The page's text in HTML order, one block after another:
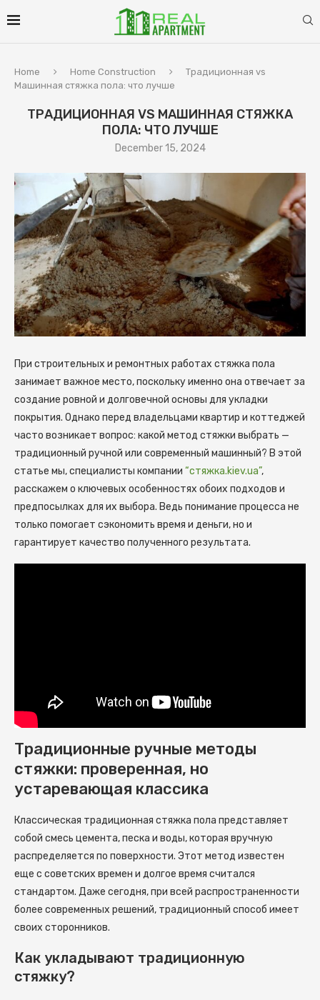
Home Home Construction
Традиционная vs
Машинная стяжка пола: что лучше
ТРАДИЦИОННАЯ VS МАШИННАЯ СТЯЖКА
ПОЛА: ЧТО ЛУЧШЕ
December 15, 2024
При строительных и ремонтных работах стяжка пола
занимает важное место, поскольку именно она отвечает за
создание ровной и долговечной основы для укладки
покрытия. Однако перед владельцами квартир и коттеджей
часто возникает вопрос: какой метод стяжки выбрать —
традиционный ручной или современный машинный? В этой
статье мы, специалисты компании “стяжка.kiev.ua”,
расскажем о ключевых особенностях обоих подходов и
предпосылках для их выбора. Ведь понимание процесса не
только помогает сэкономить время и деньги, но и
гарантирует качество полученного результата.
Традиционные ручные методы
стяжки: проверенная, но
устаревающая классика
Классическая традиционная стяжка пола представляет
собой смесь цемента, песка и воды, которая вручную
распределяется по поверхности. Этот метод известен
еще с советских времен и долгое время считался
стандартом. Даже сегодня, при всей распространенности
более современных решений, традиционный способ имеет
своих сторонников.
Как укладывают традиционную
стяжку?